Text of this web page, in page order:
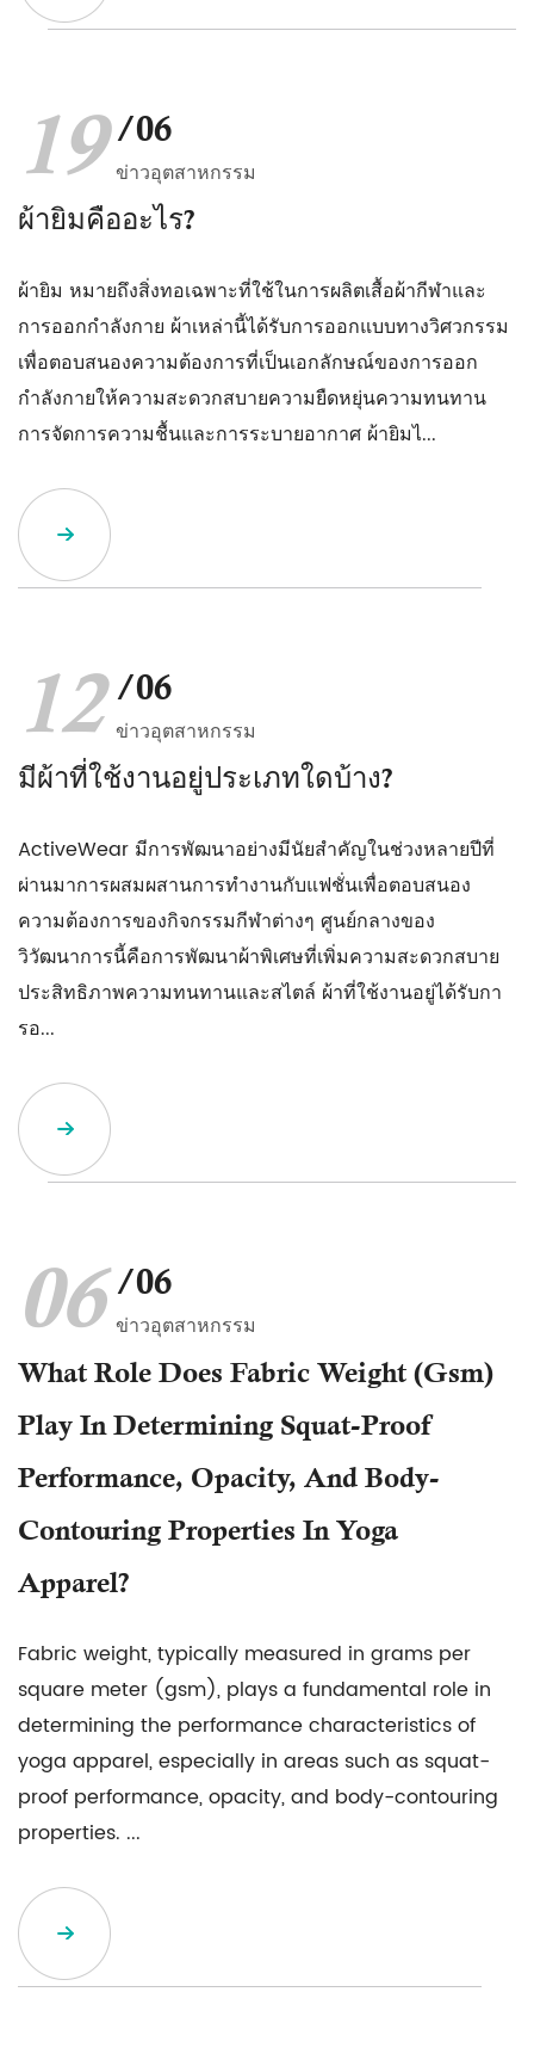
19 /06
ข่าวอุตสาหกรรม
ผ้ายิมคืออะไร?
ผ้ายิม หมายถึงสิ่งทอเฉพาะที่ใช้ในการผลิตเสื้อผ้ากีฬาและ
การออกกำลังกาย ผ้าเหล่านี้ได้รับการออกแบบทางวิศวกรรม
เพื่อตอบสนองความต้องการที่เป็นเอกลักษณ์ของการออก
กำลังกายให้ความสะดวกสบายความยืดหยุ่นความทนทาน
การจัดการความชื้นและการระบายอากาศ ผ้ายิมไ...
12 /06
ข่าวอุตสาหกรรม
มีผ้าที่ใช้งานอยู่ประเภทใดบ้าง?
ActiveWear มีการพัฒนาอย่างมีนัยสำคัญในช่วงหลายปีที่
ผ่านมาการผสมผสานการทำงานกับแฟชั่นเพื่อตอบสนอง
ความต้องการของกิจกรรมกีฬาต่างๆ ศูนย์กลางของ
วิวัฒนาการนี้คือการพัฒนาผ้าพิเศษที่เพิ่มความสะดวกสบาย
ประสิทธิภาพความทนทานและสไตล์ ผ้าที่ใช้งานอยู่ได้รับกา
รอ...
06 /06
ข่าวอุตสาหกรรม
What Role Does Fabric Weight (gsm)
Play In Determining Squat-Proof
Performance, Opacity, And Body-
Contouring Properties In Yoga
Apparel?
Fabric weight, typically measured in grams per
square meter (gsm), plays a fundamental role in
determining the performance characteristics of
yoga apparel, especially in areas such as squat-
proof performance, opacity, and body-contouring
properties. ...